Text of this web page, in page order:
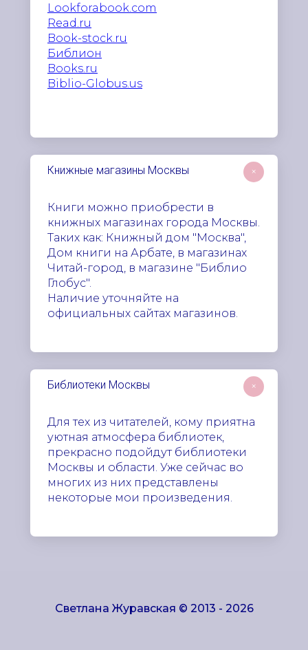
Lookforabook.com
Read.ru
Book-stock.ru
Библион
Books.ru
Biblio-Globus.us
Книжные магазины Москвы
Книги можно приобрести в
книжных магазинах города Москвы.
Таких как: Книжный дом "Москва",
Дом книги на Арбате, в магазинах
Читай-город, в магазине "Библио
Глобус".
Наличие уточняйте на
официальных сайтах магазинов.
+
Библиотеки Москвы
Для тех из читателей, кому приятна
уютная атмосфера библиотек,
прекрасно подойдут библиотеки
Москвы и области. Уже сейчас во
многих из них представлены
некоторые мои произведения.
+
Светлана Журавская © 2013 - 2026